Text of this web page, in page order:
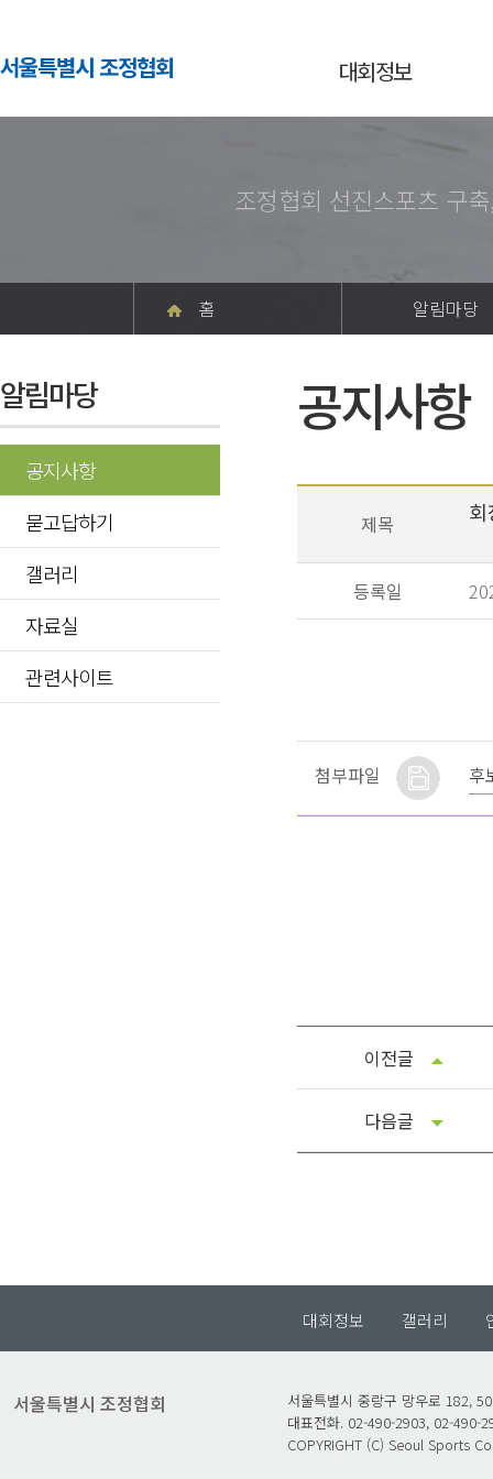
서울특별시 조정협회 대회정보
조정협회 선진스포츠 구
홈 알림마당
알림마당
공지사항
묻고답하기
갤러리
자료실
관련사이트
공지사항
제목
등록일
첨부파일 후
이전글
다음글
대회정보 갤러리
서울특별시 조정협회
서울특별시 중랑구 망우로 182,
대표전화. 02-490-2903, 02-490-
COPYRIGHT (C) Seoul Sports